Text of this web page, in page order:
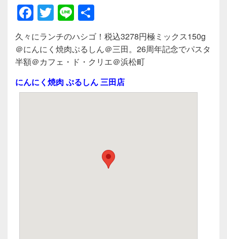
F
a
c
e
b
o
T
wi
tt
er
Li
n
e
有
久々にランチのハシゴ！税込3278円極ミックス150g
＠にんにく焼肉ぷるしん＠三田。26周年記念でパスタ
半額＠カフェ・ド・クリエ＠浜松町
にんにく焼肉 ぷるしん 三田店